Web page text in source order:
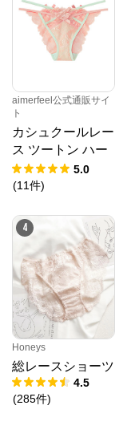
aimerfeel公式通販サイ
ト
カシュクールレー
ス ツートン ハー
フバックショーツ
5.0
(11件)
4
Honeys
総レースショーツ
4.5
(285件)
プチプラフ
ックからト
てます！幅広
んか？